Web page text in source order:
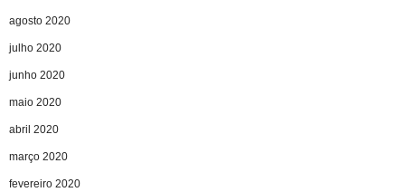
agosto 2020
julho 2020
junho 2020
maio 2020
abril 2020
março 2020
fevereiro 2020